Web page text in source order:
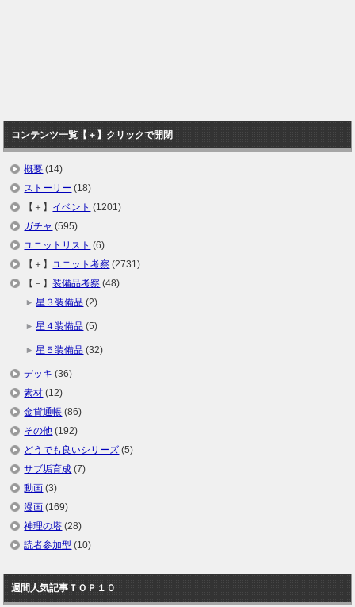
コンテンツ一覧【＋】クリックで開閉
概要 (14)
ストーリー (18)
【＋】 イベント (1201)
ガチャ (595)
ユニットリスト (6)
【＋】ユニット考察 (2731)
【－】装備品考察 (48)
星３装備品 (2)
星４装備品 (5)
星５装備品 (32)
デッキ (36)
素材 (12)
金貨通帳 (86)
その他 (192)
どうでも良いシリーズ (5)
サブ垢育成 (7)
動画 (3)
漫画 (169)
神理の塔 (28)
読者参加型 (10)
週間人気記事ＴＯＰ１０